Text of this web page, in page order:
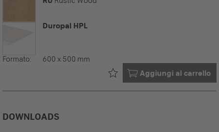
Duropal HPL
Formato: 600 x 500 mm
Aggiungi al carrello
Già nel tuo
DOWNLOADS